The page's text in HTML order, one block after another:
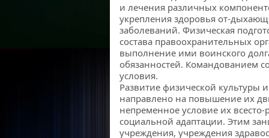
и лечения различных
укрепления здоровья от-
заболеваний. Физическая
состава правоохранительных
выполнение ими воинского
обязанностей. Командованием
условия.
Развитие физической культуры
направлено на повышение их
непременное условие их
социальной адаптации. Этим
учреждения, учреждения